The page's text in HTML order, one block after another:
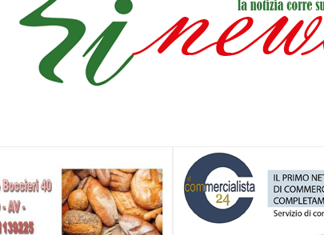
i granata in Promozione ATTUALITA'
presta giuramento nella Polizia di Stato
mafioso: due persone in carcere dopo l’inchiesta della DDA di Napoli
celebra il Martirio di san Giovanni Battista e santa Sabina EVIDENZA